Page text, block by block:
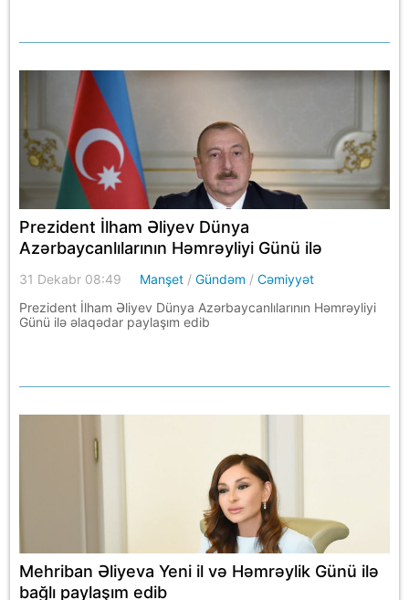
Prezident İlham Əliyev Dünya
Azərbaycanlılarının Həmrəyliyi Günü ilə
31 Dekabr 08:49 Manşet /Gündəm /Cəmiyyət
Prezident İlham Əliyev Dünya Azərbaycanlılarının Həmrəyliyi
Günü ilə əlaqədar paylaşım edib
Mehriban Əliyeva Yeni il və Həmrəylik Günü ilə
bağlı paylaşım edib